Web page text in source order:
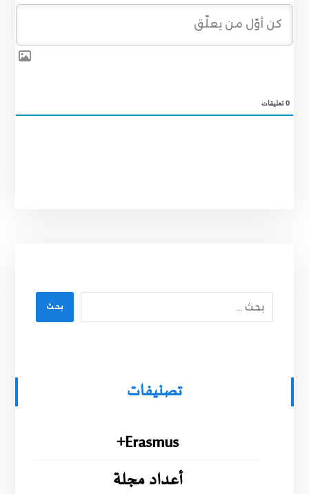
0تعليقات
بحث
تصنيفات
Erasmus+
أعداد مجلة